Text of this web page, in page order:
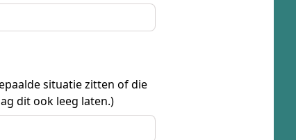
situatie zitten of die
dit ook leeg laten.)